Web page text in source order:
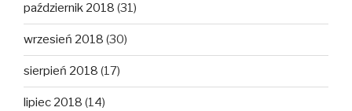
październik 2018 (31)
wrzesień 2018 (30)
sierpień 2018 (17)
lipiec 2018 (14)